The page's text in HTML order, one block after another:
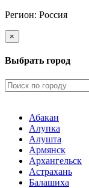
Регион: Россия
×
Выбрать город
Абакан
Алупка
Алушта
Армянск
Архангельск
Астрахань
Балашиха